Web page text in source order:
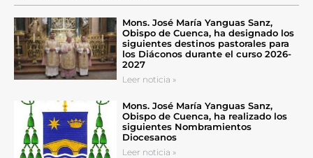
Mons. José María Yanguas Sanz,
Obispo de Cuenca, ha designado los
siguientes destinos pastorales para
los Diáconos durante el curso 2026-
2027
Leer noticia »
Mons. José María Yanguas Sanz,
Obispo de Cuenca, ha realizado los
siguientes Nombramientos
Diocesanos
Leer noticia »